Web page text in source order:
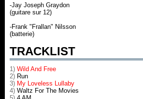
-Jay Joseph Graydon
(guitare sur 12)
-Frank "Frallan" Nilsson
(batterie)
TRACKLIST
1) Wild And Free
2) Run
3) My Loveless Lullaby
4) Waltz For The Movies